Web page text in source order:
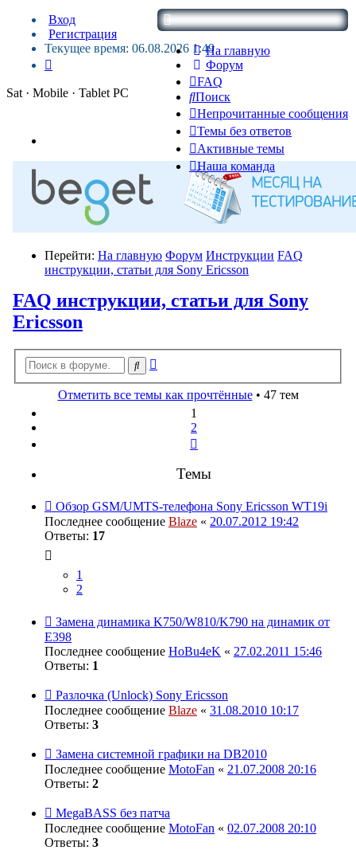
На главную
Форум
FAQ
Поиск
Непрочитанные сообщения
Темы без ответов
Активные темы
Наша команда
Вход
Регистрация
Текущее время: 06.08.2026 1:49
Sat · Mobile · Tablet PC
Перейти: На главную Форум Инструкции FAQ
инструкции, статьи для Sony Ericsson
FAQ инструкции, статьи для Sony
Ericsson
Поиск
Отметить все темы как прочтённые• 47 тем
1
2
Темы
Обзор GSM/UMTS-телефона Sony Ericsson WT19i
Последнее сообщение Blaze « 20.07.2012 19:42
Ответы: 17
1
2
Замена динамика K750/W810/K790 на динамик от
E398
Последнее сообщение HoBu4eK « 27.02.2011 15:46
Ответы: 1
Разлочка (Unlock) Sony Ericsson
Последнее сообщение Blaze « 31.08.2010 10:17
Ответы: 3
Замена системной графики на DB2010
Последнее сообщение MotoFan « 21.07.2008 20:16
Ответы: 2
MegaBASS без патча
Последнее сообщение MotoFan « 02.07.2008 20:10
Ответы: 3